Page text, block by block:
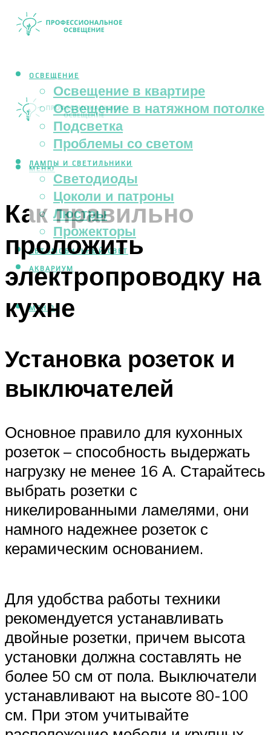
ОСВЕЩЕНИЕ
Освещение в квартире
Освещение в натяжном потолке
Подсветка
Проблемы со светом
ЛАМПЫ И СВЕТИЛЬНИКИ
Светодиоды
Цоколи и патроны
Люстры
Прожекторы
АВТОМОБИЛЬНЫЙ СВЕТ
АКВАРИУМ
МЕНЮ
МЕНЮ
Как правильно
проложить
электропроводку на
кухне
Установка розеток и
выключателей
Основное правило для кухонных
розеток – способность выдержать
нагрузку не менее 16 А. Старайтесь
выбрать розетки с
никелированными ламелями, они
намного надежнее розеток с
керамическим основанием.
Для удобства работы техники
рекомендуется устанавливать
двойные розетки, причем высота
установки должна составлять не
более 50 см от пола. Выключатели
устанавливают на высоте 80-100
см. При этом учитывайте